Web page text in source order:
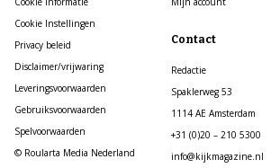
Cookie Instellingen
Privacy beleid
Disclaimer/vrijwaring
Leveringsvoorwaarden
Gebruiksvoorwaarden
Spelvoorwaarden
© Roularta Media Nederland
Contact
Redactie
Spaklerweg 53
1114 AE Amsterdam
+31 (0)20 – 210 5300
info@kijkmagazine.nl